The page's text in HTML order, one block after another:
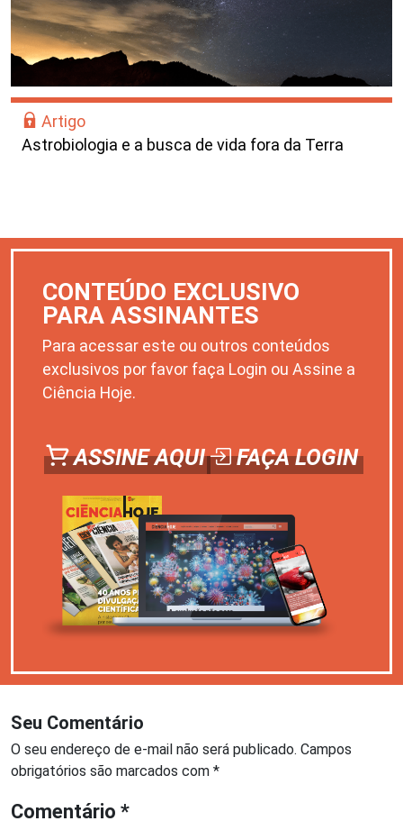
Artigo
Astrobiologia e a busca de vida fora da Terra
CONTEÚDO EXCLUSIVO
PARA ASSINANTES
Para acessar este ou outros conteúdos
exclusivos por favor faça Login ou Assine a
Ciência Hoje.
ASSINE AQUI FAÇA LOGIN
Seu Comentário
O seu endereço de e-mail não será publicado. Campos
obrigatórios são marcados com *
Comentário *